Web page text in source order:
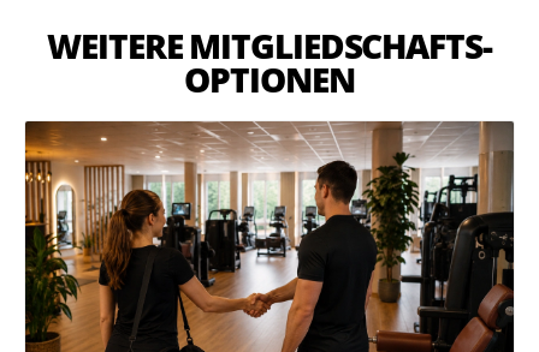
WEITERE MITGLIEDSCHAFTS-
OPTIONEN